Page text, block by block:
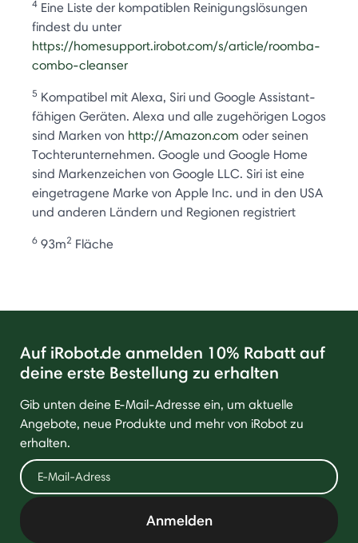
4 Eine Liste der kompatiblen Reinigungslösungen
findest du unter
https://homesupport.irobot.com/s/article/roomba-
combo-cleanser
5 Kompatibel mit Alexa, Siri und Google Assistant-
fähigen Geräten. Alexa und alle zugehörigen Logos
sind Marken von http://Amazon.com oder seinen
Tochterunternehmen. Google und Google Home
sind Markenzeichen von Google LLC. Siri ist eine
eingetragene Marke von Apple Inc. und in den USA
und anderen Ländern und Regionen registriert
6 93m2 Fläche
Auf iRobot.de anmelden 10% Rabatt auf
deine erste Bestellung zu erhalten
Gib unten deine E-Mail-Adresse ein, um aktuelle
Angebote, neue Produkte und mehr von iRobot zu
erhalten.
Anmelden